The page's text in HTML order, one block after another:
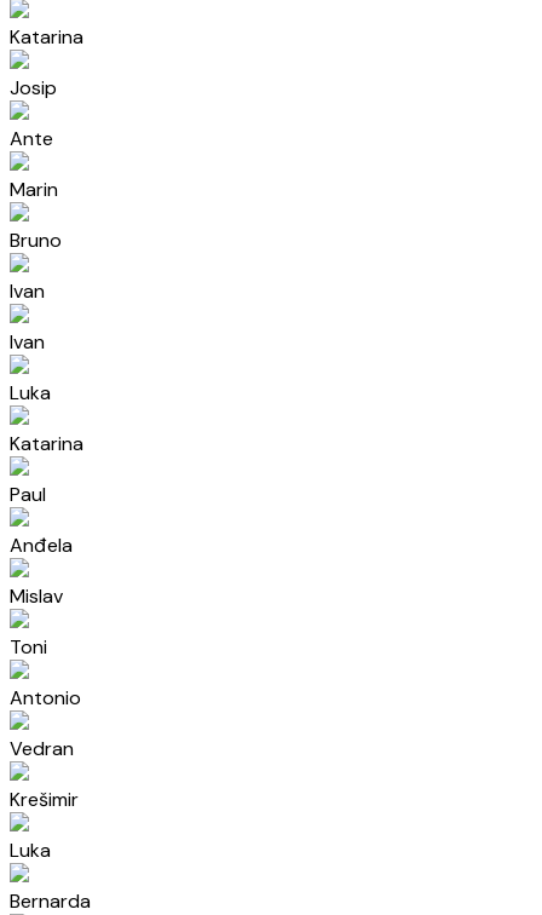
Katarina
Josip
Ante
Marin
Bruno
Ivan
Ivan
Luka
Katarina
Paul
Anđela
Mislav
Toni
Antonio
Vedran
Krešimir
Luka
Bernarda